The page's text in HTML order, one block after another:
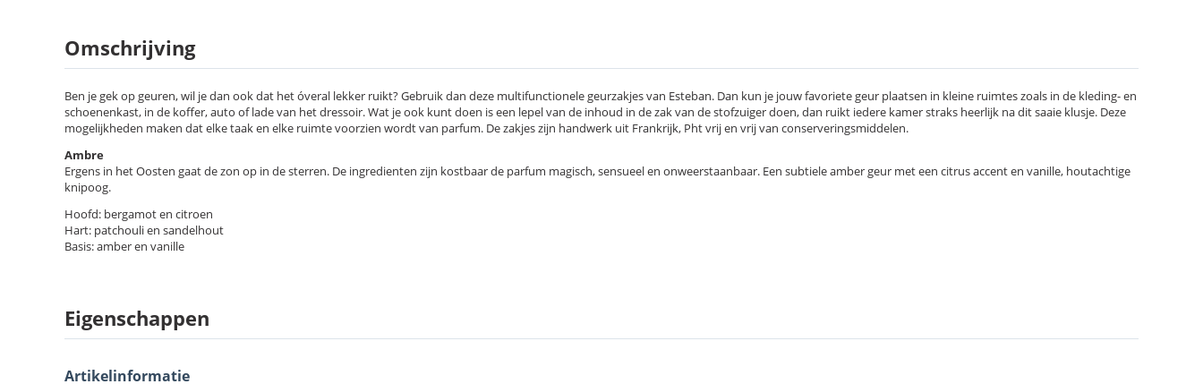
Omschrijving
Ben je gek op geuren, wil je dan ook dat het óveral lekker ruikt? Gebruik dan deze multifunctionele geurzakjes van Esteban. Dan kun je jouw favoriete geur plaatsen in kleine ruimtes zoals in de kleding- en
schoenenkast, in de koffer, auto of lade van het dressoir. Wat je ook kunt doen is een lepel van de inhoud in de zak van de stofzuiger doen, dan ruikt iedere kamer straks heerlijk na dit saaie klusje. Deze
mogelijkheden maken dat elke taak en elke ruimte voorzien wordt van parfum. De zakjes zijn handwerk uit Frankrijk, Pht vrij en vrij van conserveringsmiddelen.
Ambre
Ergens in het Oosten gaat de zon op in de sterren. De ingredienten zijn kostbaar de parfum magisch, sensueel en onweerstaanbaar. Een subtiele amber geur met een citrus accent en vanille, houtachtige
knipoog.
Hoofd: bergamot en citroen
Hart: patchouli en sandelhout
Basis: amber en vanille
Eigenschappen
Artikelinformatie